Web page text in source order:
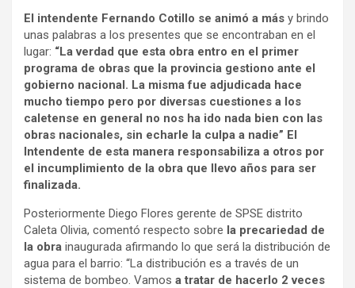
El intendente Fernando Cotillo se animó a más y brindo
unas palabras a los presentes que se encontraban en el
lugar: “La verdad que esta obra entro en el primer
programa de obras que la provincia gestiono ante el
gobierno nacional. La misma fue adjudicada hace
mucho tiempo pero por diversas cuestiones a los
caletense en general no nos ha ido nada bien con las
obras nacionales, sin echarle la culpa a nadie” El
Intendente de esta manera responsabiliza a otros por
el incumplimiento de la obra que llevo años para ser
finalizada.
Posteriormente Diego Flores gerente de SPSE distrito
Caleta Olivia, comentó respecto sobre la precariedad de
la obra inaugurada afirmando lo que será la distribución de
agua para el barrio: “La distribución es a través de un
sistema de bombeo. Vamos a tratar de hacerlo 2 veces